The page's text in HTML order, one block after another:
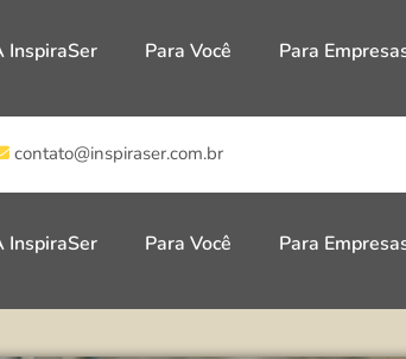
InspiraSer Para Você Para
contato@inspiraser.com.br
InspiraSer Para Você Para